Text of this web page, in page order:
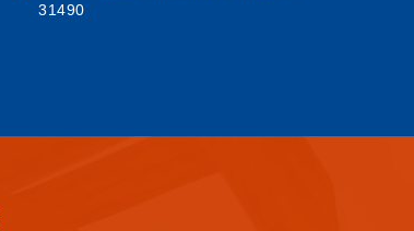
31490